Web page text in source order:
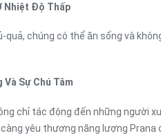
Nhiệt Độ Thấp
chúng có thể ăn sống và
Sự Chú Tâm
chỉ tác động đến những người
yêu thương năng lượng